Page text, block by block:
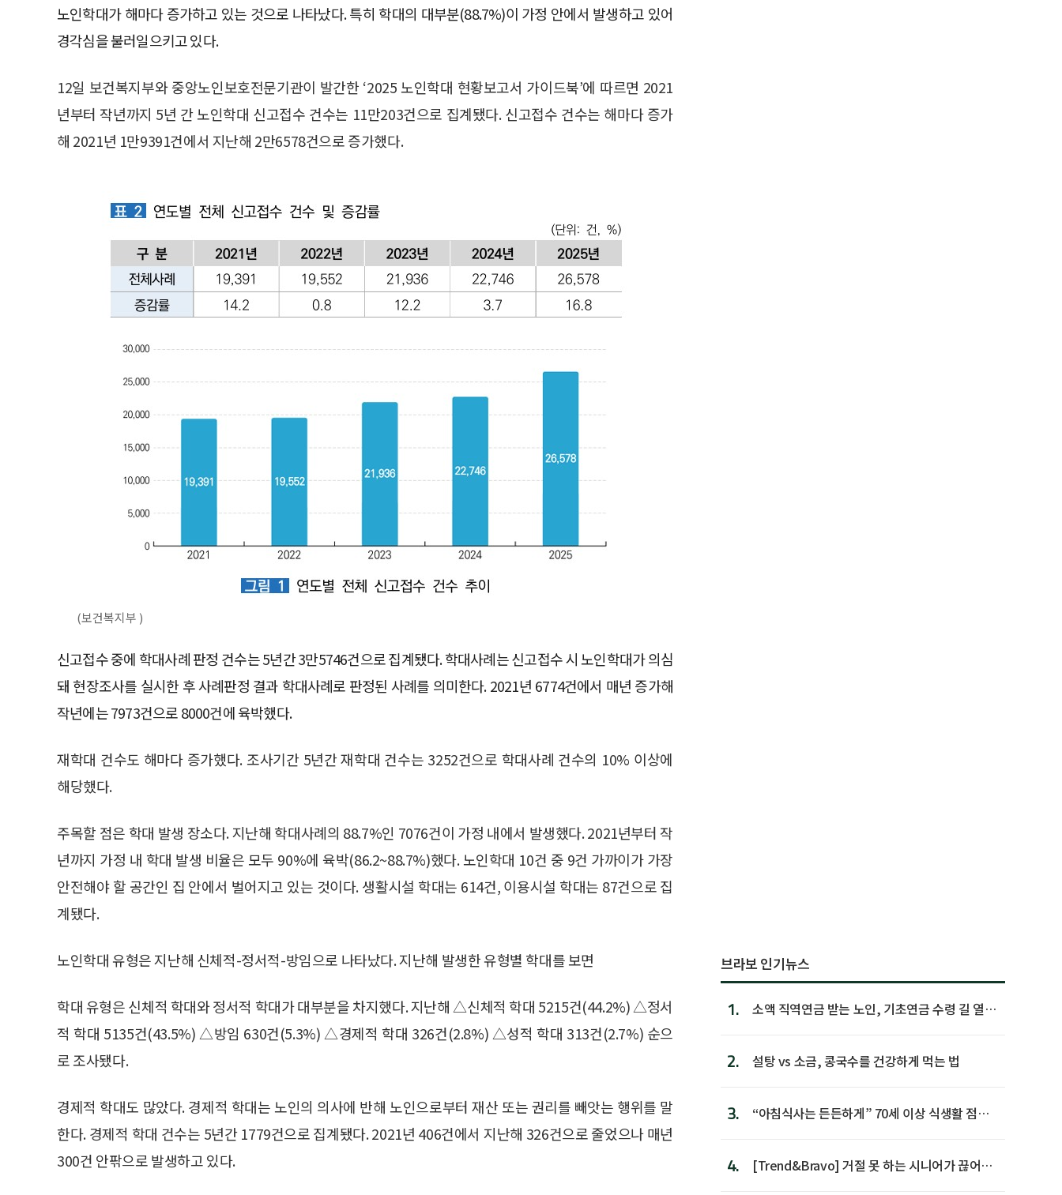
노인학대가 해마다 증가하고 있는 것으로 나타났다. 특히 학대의 대부분(88.7%)이 가정 안에서 발생하고 있어
경각심을 불러일으키고 있다.
12일 보건복지부와 중앙노인보호전문기관이 발간한 ‘2025 노인학대 현황보고서 가이드북’에 따르면 2021
년부터 작년까지 5년 간 노인학대 신고접수 건수는 11만203건으로 집계됐다. 신고접수 건수는 해마다 증가
해 2021년 1만9391건에서 지난해 2만6578건으로 증가했다.
(보건복지부 )
신고접수 중에 학대사례 판정 건수는 5년간 3만5746건으로 집계됐다. 학대사례는 신고접수 시 노인학대가 의심
돼 현장조사를 실시한 후 사례판정 결과 학대사례로 판정된 사례를 의미한다. 2021년 6774건에서 매년 증가해
작년에는 7973건으로 8000건에 육박했다.
재학대 건수도 해마다 증가했다. 조사기간 5년간 재학대 건수는 3252건으로 학대사례 건수의 10% 이상에
해당했다.
주목할 점은 학대 발생 장소다. 지난해 학대사례의 88.7%인 7076건이 가정 내에서 발생했다. 2021년부터 작
년까지 가정 내 학대 발생 비율은 모두 90%에 육박(86.2~88.7%)했다. 노인학대 10건 중 9건 가까이가 가장
안전해야 할 공간인 집 안에서 벌어지고 있는 것이다. 생활시설 학대는 614건, 이용시설 학대는 87건으로 집
계됐다.
노인학대 유형은 지난해 신체적-정서적-방임으로 나타났다. 지난해 발생한 유형별 학대를 보면
학대 유형은 신체적 학대와 정서적 학대가 대부분을 차지했다. 지난해 △신체적 학대 5215건(44.2%) △정서
적 학대 5135건(43.5%) △방임 630건(5.3%) △경제적 학대 326건(2.8%) △성적 학대 313건(2.7%) 순으
로 조사됐다.
경제적 학대도 많았다. 경제적 학대는 노인의 의사에 반해 노인으로부터 재산 또는 권리를 빼앗는 행위를 말
한다. 경제적 학대 건수는 5년간 1779건으로 집계됐다. 2021년 406건에서 지난해 326건으로 줄었으나 매년
300건 안팎으로 발생하고 있다.
브라보 인기뉴스
1.
소액 직역연금 받는 노인, 기초연금 수령 길 열린
2. 설탕 vs 소금, 콩국수를 건강하게 먹는 법
3.
“아침식사는 든든하게” 70세 이상 식생활 점수
4.
[Trend&Bravo] 거절 못 하는 시니어가 끊어야